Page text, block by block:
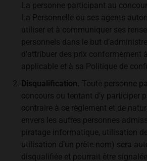
La personne participant au
La Personnelle ou ses agents
utiliser et à communiquer ses
personnels dans le but
d’attribuer des prix conformément
applicable et à sa Politique de
Disqualification. Toute personne
concours ou tentant d’y participer
contraire à ce règlement et de
envers les autres personnes
piratage informatique, utilisation
utilisation d’un prête-nom) sera
disqualifiée et pourrait être